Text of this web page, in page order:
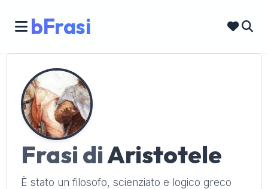
bFrasi
Frasi diAristotele
È stato un filosofo, scienziato e logico greco